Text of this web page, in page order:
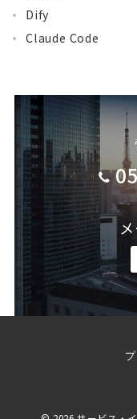
Dify
Claude Code